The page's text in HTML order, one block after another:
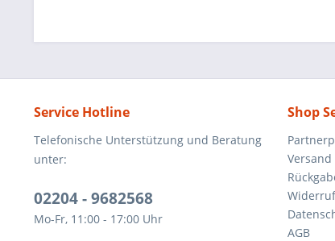
Service Hotline
Telefonische Unterstützung und Beratung
unter:
02204 - 9682568
Mo-Fr, 11:00 - 17:00 Uhr
Shop
AGB